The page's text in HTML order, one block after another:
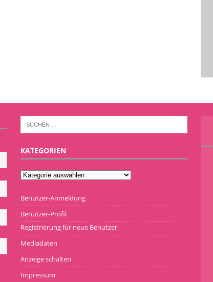
KATEGORIEN
Benutzer-Anmeldung
Benutzer-Profil
Registrierung für neue Benutzer
Mediadaten
Anzeige schalten
Impressum